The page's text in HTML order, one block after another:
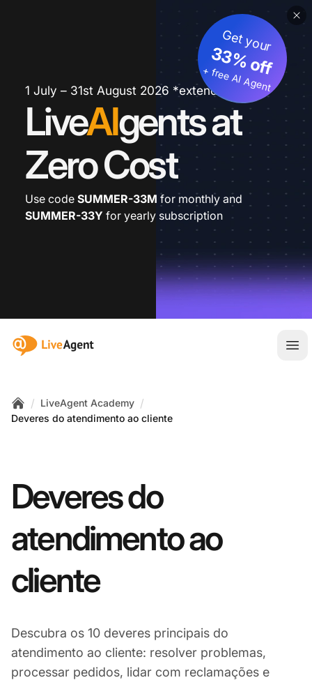
1 July – 31st August 2026 *extended
LiveAIgents at
Zero Cost
Get your
33% off
+ free AI Agent
Use code SUMMER-33M for monthly and
SUMMER-33Y for yearly subscription
:site.title
Home
/ LiveAgent Academy /
Deveres do atendimento ao cliente
Deveres do
atendimento ao
cliente
Descubra os 10 deveres principais do
atendimento ao cliente: resolver problemas,
processar pedidos, lidar com reclamações e